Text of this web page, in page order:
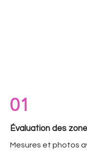
01
Évaluation des
Mesures et photos